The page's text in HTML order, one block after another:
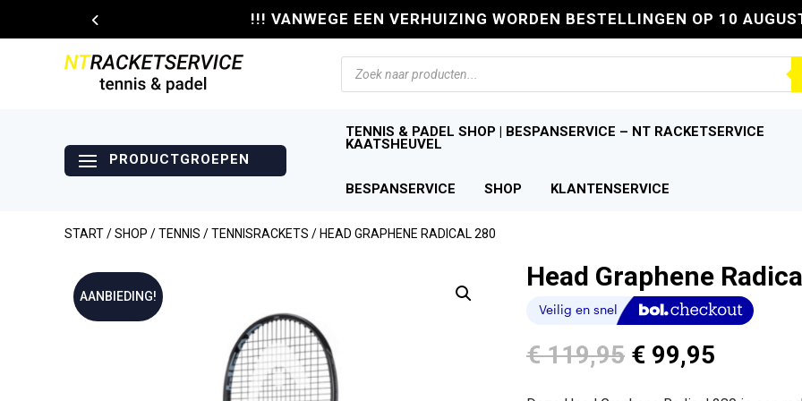
!!! VANWEGE EEN VERHUIZING WORDEN BESTELLINGEN OP 10
Producten
zoeken
TENNIS & PADEL SHOP | BESPANSERVICE – NT RACKETSERVICE
KAATSHEUVEL
BESPANSERVICE SHOP KLANTENSERVICE
START/SHOP /TENNIS /TENNISRACKETS / HEAD GRAPHENE RADICAL 280
AANBIEDING!
Head Graphene
€119,95 Oorspronkelijke
prijs
€ 99,95